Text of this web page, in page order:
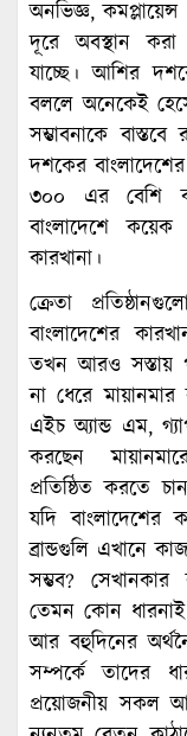
অনভিজ্ঞ,
দূরে অবস্থান করা
যাচ্ছে। আশির
বললে অনেকেই
সম্ভাবনাকে
দশকের
৩০০ এর বেশি
বাংলাদেশে
কারখানা।
ক্রেতা
বাংলাদেশের
তখন আরও সস্তায়
না ধেরে
এইচ অ্যান্ড এম,
করছেন
প্রতিষ্ঠিত করতে
যদি বাংলাদেশের
ব্রান্ডগুলি এখানে
সম্ভব? সেখানকার
তেমন কোন
আর বহুদিনের
সম্পর্কে তাদের
প্রয়োজনীয় সকল